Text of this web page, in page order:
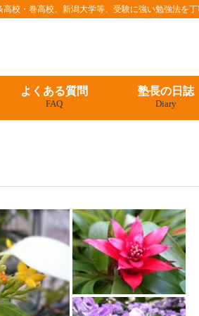
校・巻高校、新潟大学等、受験に強い勉強法を丁
よくある質問
FAQ
塾長の日誌
Diary